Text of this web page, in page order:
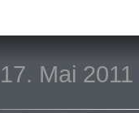
Mai